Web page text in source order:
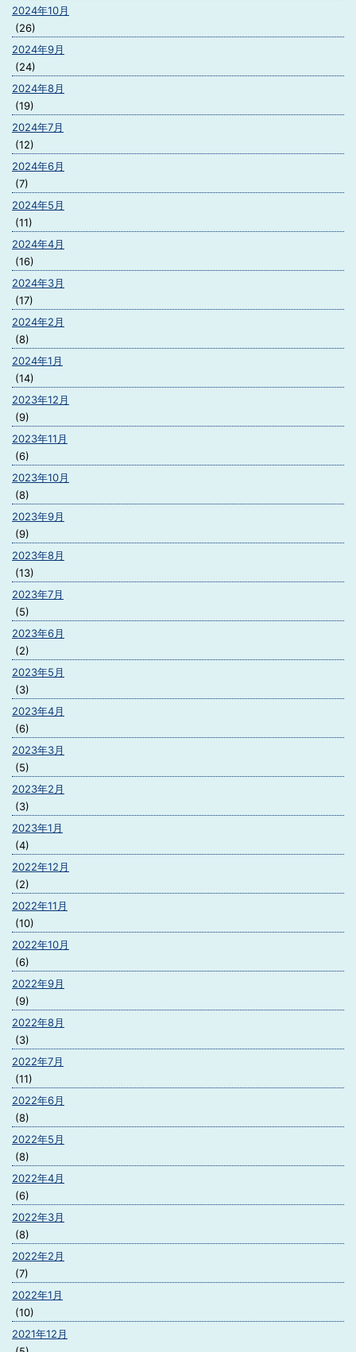
2024年10月
(26)
2024年9月
(24)
2024年8月
(19)
2024年7月
(12)
2024年6月
(7)
2024年5月
(11)
2024年4月
(16)
2024年3月
(17)
2024年2月
(8)
2024年1月
(14)
2023年12月
(9)
2023年11月
(6)
2023年10月
(8)
2023年9月
(9)
2023年8月
(13)
2023年7月
(5)
2023年6月
(2)
2023年5月
(3)
2023年4月
(6)
2023年3月
(5)
2023年2月
(3)
2023年1月
(4)
2022年12月
(2)
2022年11月
(10)
2022年10月
(6)
2022年9月
(9)
2022年8月
(3)
2022年7月
(11)
2022年6月
(8)
2022年5月
(8)
2022年4月
(6)
2022年3月
(8)
2022年2月
(7)
2022年1月
(10)
2021年12月